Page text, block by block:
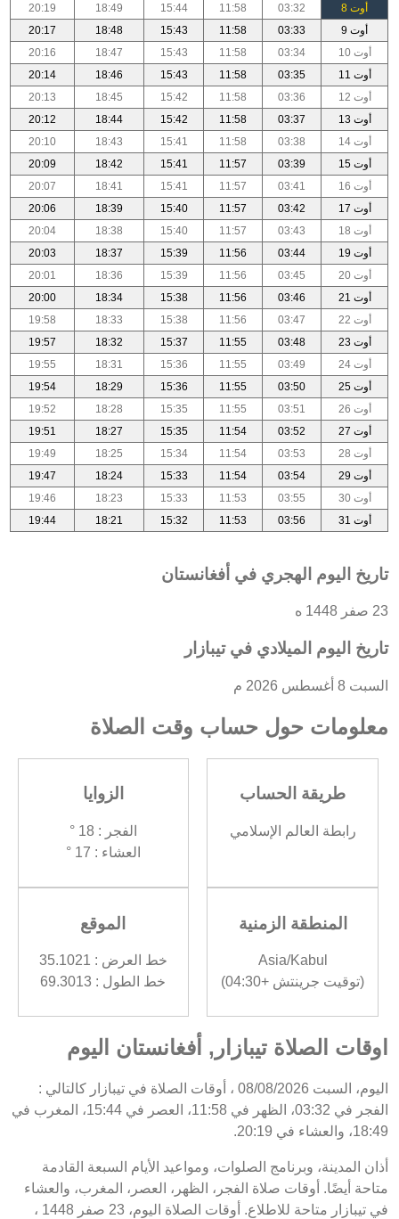
أوت 8
03:32
11:58
15:44
18:49
20:19
أوت 9
03:33
11:58
15:43
18:48
20:17
أوت 10
03:34
11:58
15:43
18:47
20:16
أوت 11
03:35
11:58
15:43
18:46
20:14
أوت 12
03:36
11:58
15:42
18:45
20:13
أوت 13
03:37
11:58
15:42
18:44
20:12
أوت 14
03:38
11:58
15:41
18:43
20:10
أوت 15
03:39
11:57
15:41
18:42
20:09
أوت 16
03:41
11:57
15:41
18:41
20:07
أوت 17
03:42
11:57
15:40
18:39
20:06
أوت 18
03:43
11:57
15:40
18:38
20:04
أوت 19
03:44
11:56
15:39
18:37
20:03
أوت 20
03:45
11:56
15:39
18:36
20:01
أوت 21
03:46
11:56
15:38
18:34
20:00
أوت 22
03:47
11:56
15:38
18:33
19:58
أوت 23
03:48
11:55
15:37
18:32
19:57
أوت 24
03:49
11:55
15:36
18:31
19:55
أوت 25
03:50
11:55
15:36
18:29
19:54
أوت 26
03:51
11:55
15:35
18:28
19:52
أوت 27
03:52
11:54
15:35
18:27
19:51
أوت 28
03:53
11:54
15:34
18:25
19:49
أوت 29
03:54
11:54
15:33
18:24
19:47
أوت 30
03:55
11:53
15:33
18:23
19:46
أوت 31
03:56
11:53
15:32
18:21
19:44
تاريخ اليوم الهجري في أفغانستان
23 صفر 1448 ه
تاريخ اليوم الميلادي في تيبازار
السبت 8 أغسطس 2026 م
معلومات حول حساب وقت الصلاة
طريقة الحساب
رابطة العالم الإسلامي
الزوايا
الفجر : 18 °
العشاء : 17 °
المنطقة الزمنية
Asia/Kabul
(توقيت جرينتش +04:30)
الموقع
خط العرض : 35.1021
خط الطول : 69.3013
اوقات الصلاة تيبازار, أفغانستان اليوم
اليوم، السبت 08/08/2026 ، أوقات الصلاة في تيبازار كالتالي :
الفجر في 03:32، الظهر في 11:58، العصر في 15:44، المغرب في
18:49، والعشاء في 20:19.
أذان المدينة، وبرنامج الصلوات، ومواعيد الأيام السبعة القادمة
متاحة أيضًا. أوقات صلاة الفجر، الظهر، العصر، المغرب، والعشاء
في تيبازار متاحة للاطلاع. أوقات الصلاة اليوم، 23 صفر 1448 ،